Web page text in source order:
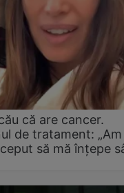
că are cancer.
de tratament:
să mă înțepe